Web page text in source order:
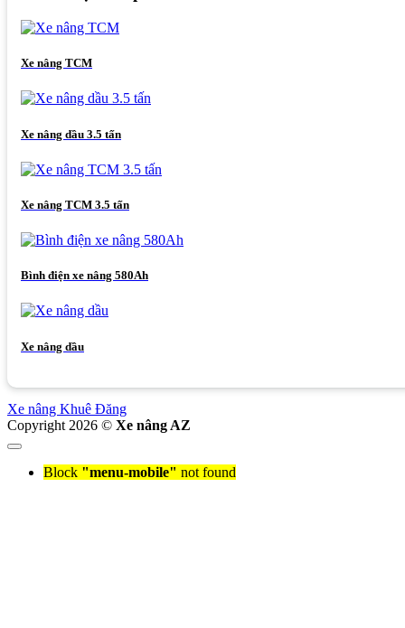
Xe nâng TCM
Xe nâng dầu 3.5 tấn
Xe nâng TCM 3.5 tấn
Bình điện xe nâng 580Ah
Xe nâng dầu
Xe nâng Khuê Đăng
Copyright 2026 © Xe nâng AZ
Block "menu-mobile" not found